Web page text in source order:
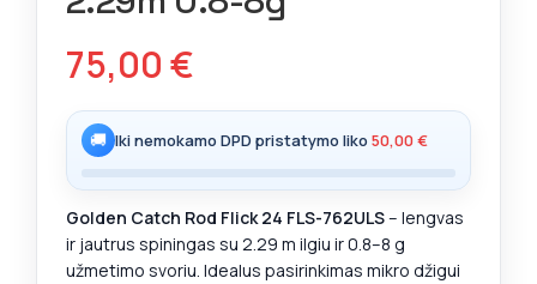
75,00€
🚚 Iki nemokamo DPD pristatymo liko 50,00€
Golden Catch Rod Flick 24 FLS-762ULS– lengvas
ir jautrus spiningas su 2.29 m ilgiu ir 0.8–8 g
užmetimo svoriu. Idealus pasirinkimas mikro džigui